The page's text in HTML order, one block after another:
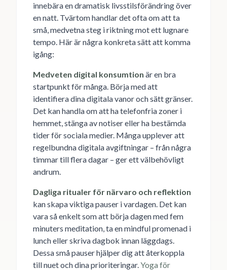
innebära en dramatisk livsstilsförändring över
en natt. Tvärtom handlar det ofta om att ta
små, medvetna steg i riktning mot ett lugnare
tempo. Här är några konkreta sätt att komma
igång:
Medveten digital konsumtion är en bra
startpunkt för många. Börja med att
identifiera dina digitala vanor och sätt gränser.
Det kan handla om att ha telefonfria zoner i
hemmet, stänga av notiser eller ha bestämda
tider för sociala medier. Många upplever att
regelbundna digitala avgiftningar – från några
timmar till flera dagar – ger ett välbehövligt
andrum.
Dagliga ritualer för närvaro och reflektion
kan skapa viktiga pauser i vardagen. Det kan
vara så enkelt som att börja dagen med fem
minuters meditation, ta en mindful promenad i
lunch eller skriva dagbok innan läggdags.
Dessa små pauser hjälper dig att återkoppla
till nuet och dina prioriteringar.Yoga för